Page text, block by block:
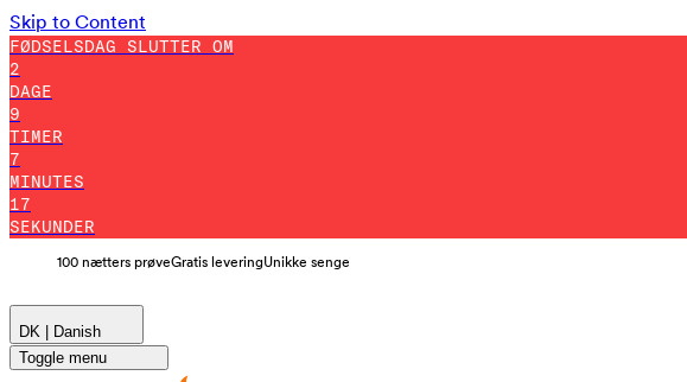
Skip to Content
FØDSELSDAG SLUTTER OM
2
DAGE
9
TIMER
7
MINUTES
15
SEKUNDER
100 nætters prøveGratis leveringUnikke senge
DK | Danish
Toggle menu